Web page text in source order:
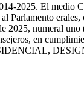
El medio
2025, numeral
en